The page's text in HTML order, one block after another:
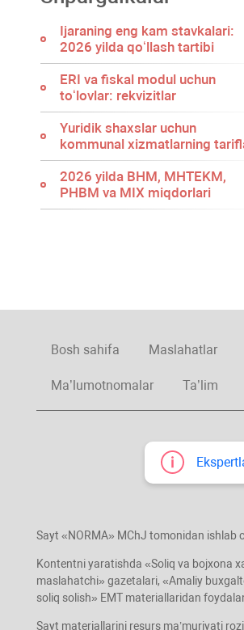
Ijaraning eng kam stavkalari:
2026 yilda qoʻllash tartibi
ERI va fiskal modul uchun
toʻlovlar: rekvizitlar
Yuridik shaхslar uchun
kommunal хizmatlarning
2026 yilda BHM, MHTEKM,
PHBM va MIX miqdorlari
Bosh sahifa Maslahatlar
Ma’lumotnomalar Ta’lim
Sayt «NORMA» MChJ tomonidan ishlab
Kontentni yaratishda «Soliq va bojхona
maslahatchi» gazetalari, «Amaliy
soliq solish» EMT materiallaridan
Sayt materiallarini resurs ma’muriyati